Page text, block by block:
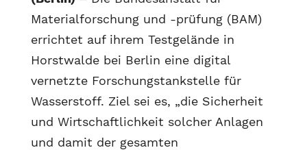
Materialforschung und -prüfung (BAM)
errichtet auf ihrem Testgelände in
Horstwalde bei Berlin eine digital
vernetzte Forschungstankstelle für
Wasserstoff. Ziel sei es, „die Sicherheit
und Wirtschaftlichkeit solcher Anlagen
und damit der gesamten